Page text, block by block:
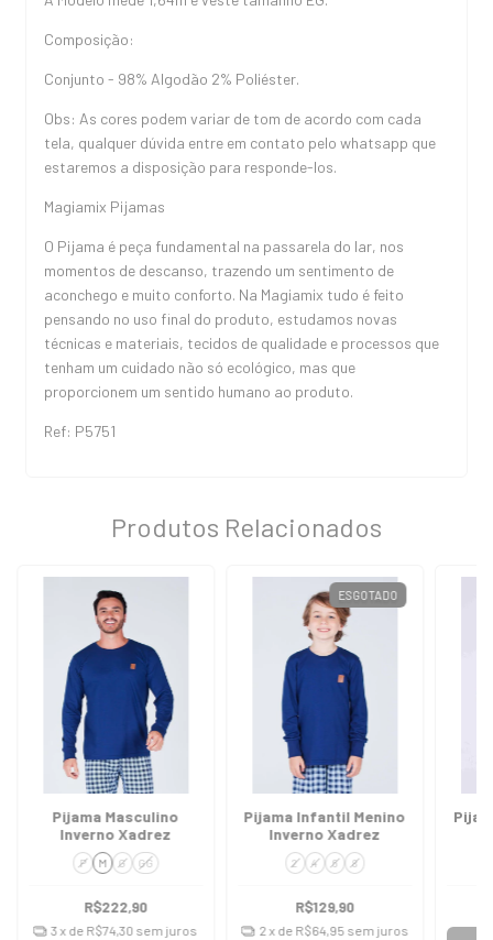
Composição:
Conjunto - 98% Algodão 2% Poliéster.
Obs: As cores podem variar de tom de acordo com cada
tela, qualquer dúvida entre em contato pelo whatsapp que
estaremos a disposição para responde-los.
Magiamix Pijamas
O Pijama é peça fundamental na passarela do lar, nos
momentos de descanso, trazendo um sentimento de
aconchego e muito conforto. Na Magiamix tudo é feito
pensando no uso final do produto, estudamos novas
técnicas e materiais, tecidos de qualidade e processos que
tenham um cuidado não só ecológico, mas que
proporcionem um sentido humano ao produto.
Ref: P5751
Produtos Relacionados
Pijama Masculino
Inverno Xadrez
P M G GG
R$222,90
3x de R$74,30 sem juros
ESGOTADO
Pijama Infantil Menino
Inverno Xadrez
2 4 6 8
R$129,90
2x de R$64,95 sem juros